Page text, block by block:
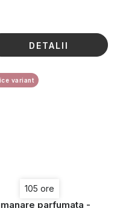
DETALII
parfumata -
variant
105 ore